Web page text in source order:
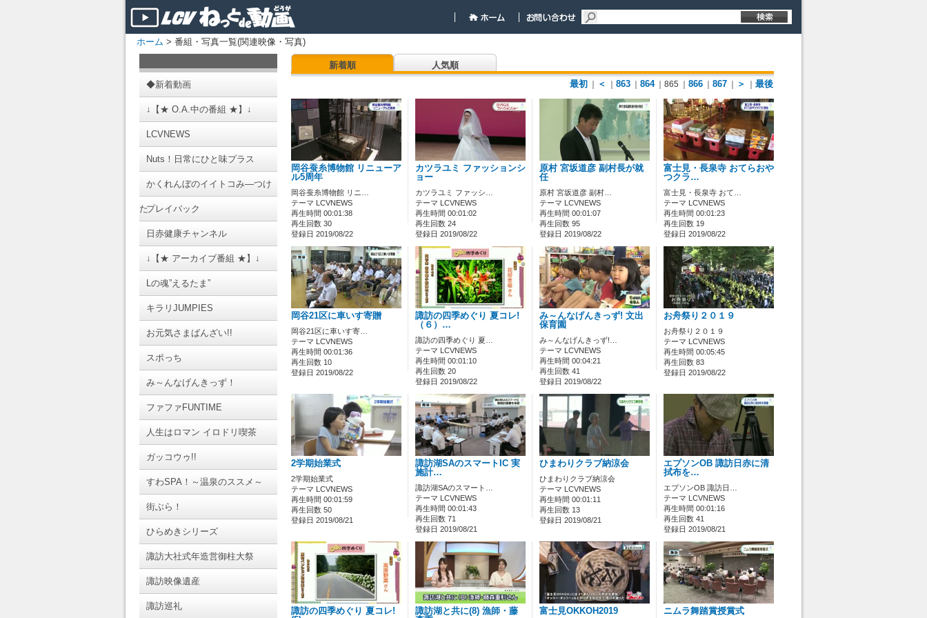
ホーム > 番組・写真一覧(関連映像・写真)
◆新着動画
↓【★ O.A.中の番組 ★】↓
LCVNEWS
Nuts！日常にひと味プラス
かくれんぼのイイトコみ―つけ
たプレイバック
日赤健康チャンネル
↓【★ アーカイブ番組 ★】↓
Lの魂”えるたま”
キラリJUMPIES
お元気さまばんざい!!
スポっち
み～んなげんきっず！
ファファFUNTIME
人生はロマン イロドリ喫茶
ガッコウゥ!!
すわSPA！～温泉のススメ～
街ぶら！
ひらめきシリーズ
諏訪大社式年造営御柱大祭
諏訪映像遺産
諏訪巡礼
新着順
人気順
最初
＜ 863 864 ｜865 866 867 ＞ 最後
岡谷蚕糸博物館 リニューア
ル5周年
岡谷蚕糸博物館 リニ…
テーマ LCVNEWS
再生時間 00:01:38
再生回数 30
登録日 2019/08/22
カツラユミ ファッションシ
ョー
カツラユミ ファッシ…
テーマ LCVNEWS
再生時間 00:01:02
再生回数 24
登録日 2019/08/22
原村 宮坂道彦 副村長が就
任
原村 宮坂道彦 副村…
テーマ LCVNEWS
再生時間 00:01:07
再生回数 95
登録日 2019/08/22
富士見・長泉寺 おてらおや
つクラ…
富士見・長泉寺 おて…
テーマ LCVNEWS
再生時間 00:01:23
再生回数 19
登録日 2019/08/22
岡谷21区に車いす寄贈
岡谷21区に車いす寄…
テーマ LCVNEWS
再生時間 00:01:36
再生回数 10
登録日 2019/08/22
諏訪の四季めぐり 夏コレ!
（６）…
諏訪の四季めぐり 夏…
テーマ LCVNEWS
再生時間 00:01:10
再生回数 20
登録日 2019/08/22
み～んなげんきっず! 文出
保育園
み～んなげんきっず!…
テーマ LCVNEWS
再生時間 00:04:21
再生回数 41
登録日 2019/08/22
お舟祭り２０１９
お舟祭り２０１９
テーマ LCVNEWS
再生時間 00:05:45
再生回数 83
登録日 2019/08/22
2学期始業式
2学期始業式
テーマ LCVNEWS
再生時間 00:01:59
再生回数 50
登録日 2019/08/21
諏訪湖SAのスマートIC 実
施計…
諏訪湖SAのスマート…
テーマ LCVNEWS
再生時間 00:01:43
再生回数 71
登録日 2019/08/21
ひまわりクラブ納涼会
ひまわりクラブ納涼会
テーマ LCVNEWS
再生時間 00:01:11
再生回数 13
登録日 2019/08/21
エプソンOB 諏訪日赤に清
拭布を…
エプソンOB 諏訪日…
テーマ LCVNEWS
再生時間 00:01:16
再生回数 41
登録日 2019/08/21
諏訪の四季めぐり 夏コレ!
諏訪湖と共に(8) 漁師・藤
富士見OKKOH2019 ニムラ舞踏賞授賞式